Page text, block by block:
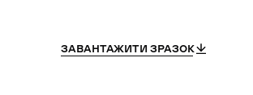
ЗАВАНТАЖИТИ ЗРАЗОК